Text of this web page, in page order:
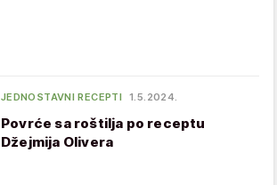
JEDNOSTAVNI RECEPTI 1.5.2024.
Povrće sa roštilja po receptu
Džejmija Olivera